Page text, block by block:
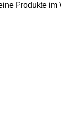
Produkte im